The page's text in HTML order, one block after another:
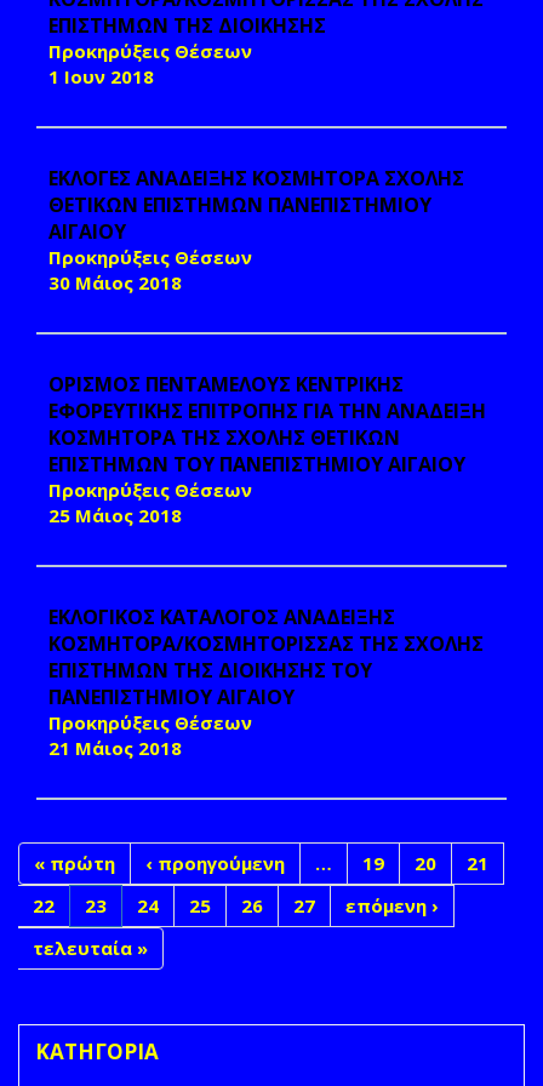
ΕΠΙΣΤΗΜΩΝ ΤΗΣ ΔΙΟΙΚΗΣΗΣ
Προκηρύξεις Θέσεων
1 Ιουν 2018
ΕΚΛΟΓΕΣ ΑΝΑΔΕΙΞΗΣ ΚΟΣΜΗΤΟΡΑ ΣΧΟΛΗΣ
ΘΕΤΙΚΩΝ ΕΠΙΣΤΗΜΩΝ ΠΑΝΕΠΙΣΤΗΜΙΟΥ
ΑΙΓΑΙΟΥ
Προκηρύξεις Θέσεων
30 Μάιος 2018
ΟΡΙΣΜΟΣ ΠΕΝΤΑΜΕΛΟΥΣ ΚΕΝΤΡΙΚΗΣ
ΕΦΟΡΕΥΤΙΚΗΣ ΕΠΙΤΡΟΠΗΣ ΓΙΑ ΤΗΝ ΑΝΑΔΕΙΞΗ
ΚΟΣΜΗΤΟΡΑ ΤΗΣ ΣΧΟΛΗΣ ΘΕΤΙΚΩΝ
ΕΠΙΣΤΗΜΩΝ ΤΟΥ ΠΑΝΕΠΙΣΤΗΜΙΟΥ ΑΙΓΑΙΟΥ
Προκηρύξεις Θέσεων
25 Μάιος 2018
ΕΚΛΟΓΙΚΟΣ ΚΑΤΑΛΟΓΟΣ ΑΝΑΔΕΙΞΗΣ
ΚΟΣΜΗΤΟΡΑ/ΚΟΣΜΗΤΟΡΙΣΣΑΣ ΤΗΣ ΣΧΟΛΗΣ
ΕΠΙΣΤΗΜΩΝ ΤΗΣ ΔΙΟΙΚΗΣΗΣ ΤΟΥ
ΠΑΝΕΠΙΣΤΗΜΙΟΥ ΑΙΓΑΙΟΥ
Προκηρύξεις Θέσεων
21 Μάιος 2018
« πρώτη ‹ προηγούμενη … 19 20
21
22
23 24 25 26 27
επόμενη ›
τελευταία »
ΚΑΤΗΓΟΡΙΑ